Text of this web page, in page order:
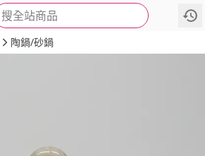
搜全站商品
評價 詳情
陶鍋/砂鍋